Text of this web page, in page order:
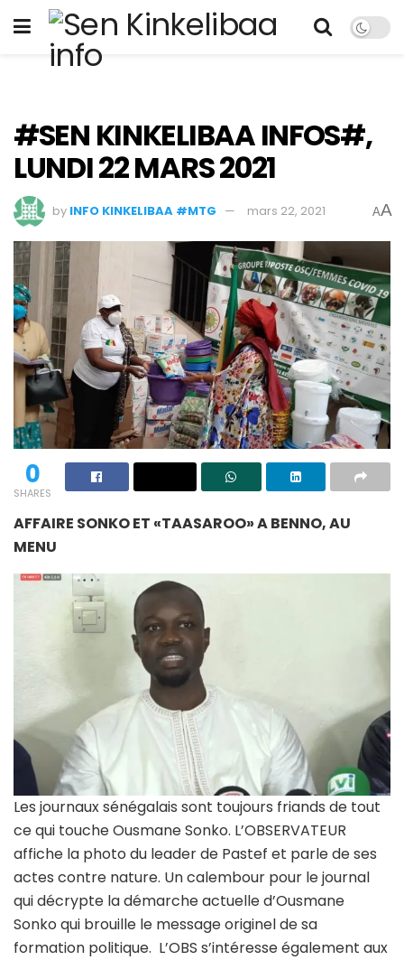
#SEN KINKELIBAA INFOS#,
LUNDI 22 MARS 2021
by INFO KINKELIBAA #MTG mars 22, 2021 AA
0
SHARES
AFFAIRE SONKO ET «TAASAROO» A BENNO, AU
MENU
Les journaux sénégalais sont toujours friands de tout
ce qui touche Ousmane Sonko. L’OBSERVATEUR
affiche la photo du leader de Pastef et parle de ses
actes contre nature. Un calembour pour le journal
qui décrypte la démarche actuelle d’Ousmane
Sonko qui brouille le message originel de sa
formation politique. L’OBS s’intéresse également aux